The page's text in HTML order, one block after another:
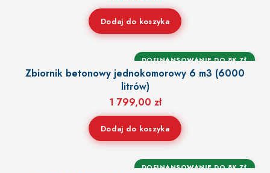
Dodaj do koszyka
DOFINANSOWANIE DO 8K ZŁ
Zbiornik betonowy jednokomorowy 6 m3 (6000
litrów)
1 799,00 zł
Dodaj do koszyka
DOFINANSOWANIE DO 8K ZŁ